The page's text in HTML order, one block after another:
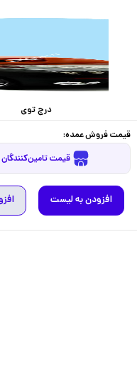
درج توی
قیمت فروش عمده:
قیمت تامین‌کنندگان دیگر
افزودن به لیست